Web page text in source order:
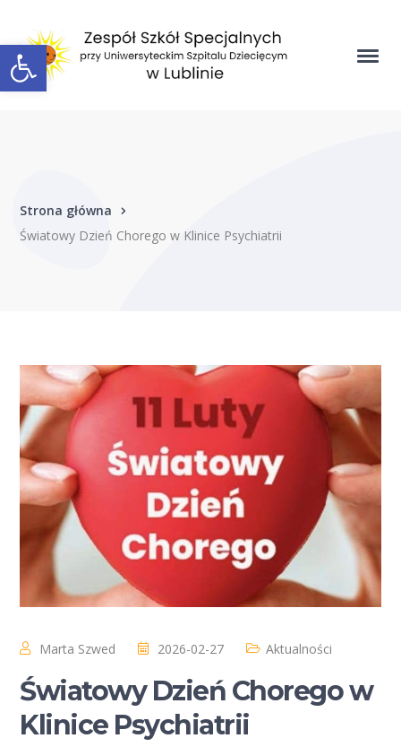
Open toolbar
Strona główna
Światowy Dzień Chorego w Klinice Psychiatrii
Marta Szwed 2026-02-27 Aktualności
Światowy Dzień Chorego w
Klinice Psychiatrii